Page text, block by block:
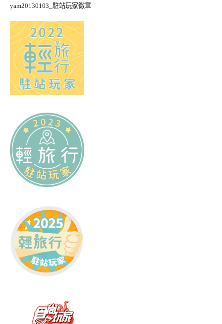
yam20130103_駐站玩家徽章